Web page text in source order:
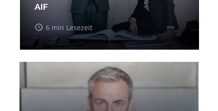
AIF
access_time 6 min Lesezeit